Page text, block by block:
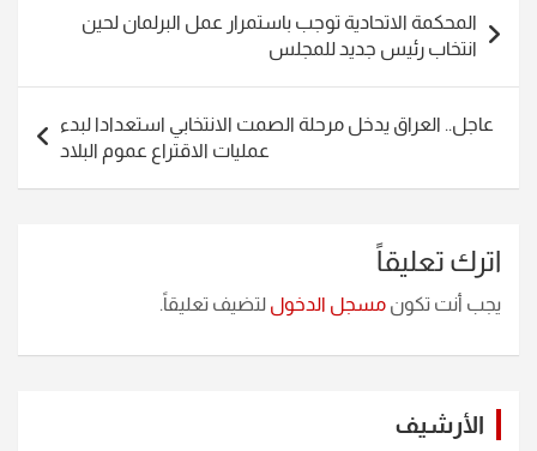
المقالات
المحكمة الاتحادية توجب باستمرار عمل البرلمان لحين
انتخاب رئيس جديد للمجلس
عاجل.. العراق يدخل مرحلة الصمت الانتخابي استعدادا لبدء
عمليات الاقتراع عموم البلاد
اترك تعليقاً
يجب أنت تكون مسجل الدخول لتضيف تعليقاً.
الأرشيف